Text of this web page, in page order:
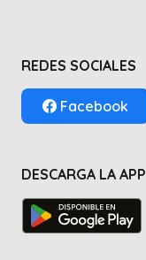
REDES SOCIALES
Facebook
DESCARGA LA APP